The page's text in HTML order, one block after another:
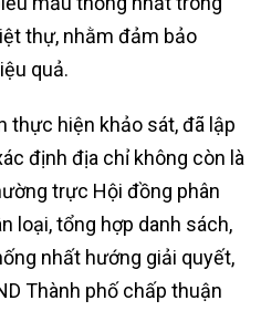
thự, nhằm đảm bảo
quả.
thực hiện khảo sát, đã lập
định địa chỉ không còn là
trực Hội đồng phân
loại, tổng hợp danh sách,
nhất hướng giải quyết,
Thành phố chấp thuận